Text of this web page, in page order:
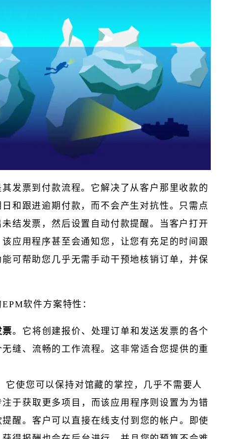
发票到付款流程。它解决了从客户那里收款的
和跟进逾期付款，而不会产生对抗性。只需点
结发票，然后设置自动付款提醒。当客户打开
应用程序甚至会通知您，让您有充足的时间跟
可帮助您几乎无需手动干预地核销订单，并保
软件方案特性：
票。它将创建报价、处理订单和发送发票的各个
缝、流畅的工作流程。这非常适合您提供的重
它使您可以保持对馆藏的掌控，几乎不需要人
于获取更多项目，而该应用程序则设置为为错
醒。客户可以直接在线支付到您的帐户。即使